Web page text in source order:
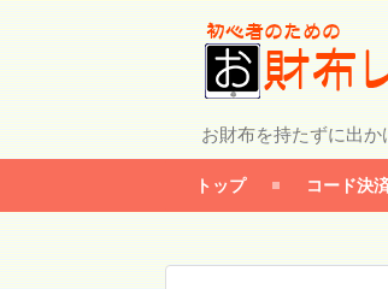
お財布を持たずに出
トップ コード決